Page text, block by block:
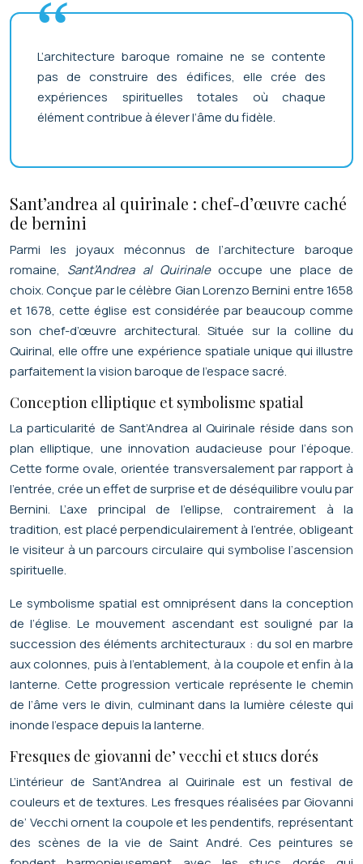
L’architecture baroque romaine ne se contente
pas de construire des édifices, elle crée des
expériences spirituelles totales où chaque
élément contribue à élever l’âme du fidèle.
Sant’andrea al quirinale : chef-d’œuvre caché
de bernini
Parmi les joyaux méconnus de l’architecture baroque
romaine, Sant’Andrea al Quirinaleoccupe une place de
choix. Conçue par le célèbre Gian Lorenzo Bernini entre 1658
et 1678, cette église est considérée par beaucoup comme
son chef-d’œuvre architectural. Située sur la colline du
Quirinal, elle offre une expérience spatiale unique qui illustre
parfaitement la vision baroque de l’espace sacré.
Conception elliptique et symbolisme spatial
La particularité de Sant’Andrea al Quirinale réside dans son
plan elliptique, une innovation audacieuse pour l’époque.
Cette forme ovale, orientée transversalement par rapport à
l’entrée, crée un effet de surprise et de déséquilibre voulu par
Bernini. L’axe principal de l’ellipse, contrairement à la
tradition, est placé perpendiculairement à l’entrée, obligeant
le visiteur à un parcours circulaire qui symbolise l’ascension
spirituelle.
Le symbolisme spatial est omniprésent dans la conception
de l’église. Le mouvement ascendant est souligné par la
succession des éléments architecturaux : du sol en marbre
aux colonnes, puis à l’entablement, à la coupole et enfin à la
lanterne. Cette progression verticale représente le chemin
de l’âme vers le divin, culminant dans la lumière céleste qui
inonde l’espace depuis la lanterne.
Fresques de giovanni de’ vecchi et stucs dorés
L’intérieur de Sant’Andrea al Quirinale est un festival de
couleurs et de textures. Les fresques réalisées par Giovanni
de’ Vecchi ornent la coupole et les pendentifs, représentant
des scènes de la vie de Saint André. Ces peintures se